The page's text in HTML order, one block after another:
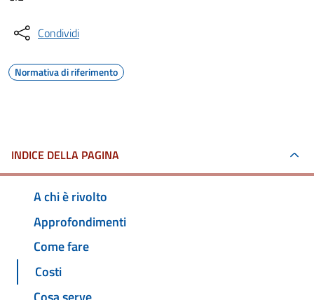
Condividi
Normativa di riferimento
INDICE DELLA PAGINA
A chi è rivolto
Approfondimenti
Come fare
Costi